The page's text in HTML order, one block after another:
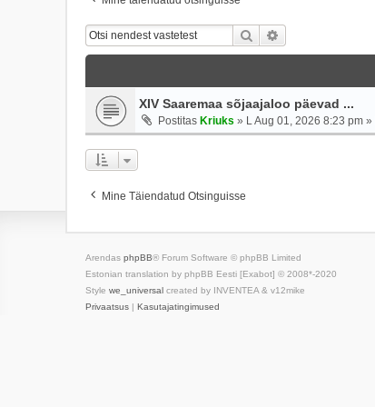
Otsi
XIV Saaremaa sõjaajaloo päevad ...
Postitas Kriuks » L Aug 01, 2026 8:23 pm »
Mine Täiendatud Otsinguisse
Arendas phpBB® Forum Software © phpBB Limited
Estonian translation by phpBB Eesti [Exabot] © 2008*-2020
Style we_universal created by INVENTEA & v12mike
Privaatsus | Kasutajatingimused